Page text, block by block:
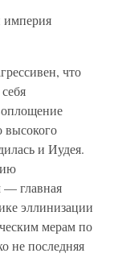
что
высокого
и Иудея.
— главная
эллинизации
мерам по
не последняя